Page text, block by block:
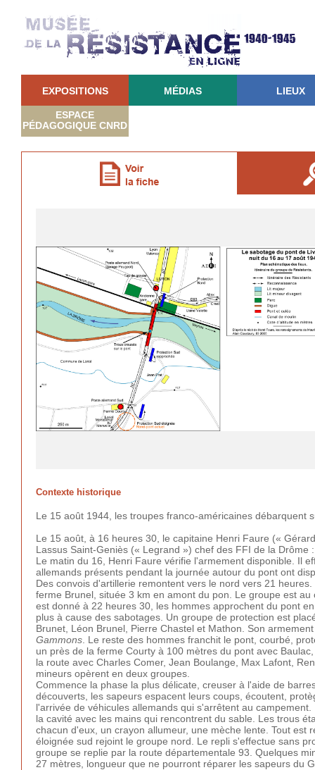
EXPOSITIONS MÉDIAS LIEUX
ESPACE
PÉDAGOGIQUE CNRD
Contexte historique
Le 15 août 1944, les troupes franco-américaines débarquent
Le 15 août, à 16 heures 30, le capitaine Henri Faure («
Lassus Saint-Geniès (« Legrand ») chef des FFI de la Drôme
Le matin du 16, Henri Faure vérifie l'armement disponible. Il
allemands présents pendant la journée autour du pont ont
Des convois d'artillerie remontent vers le nord vers 21
ferme Brunel, située 3 km en amont du pon. Le groupe est
est donné à 22 heures 30, les hommes approchent du pont
plus à cause des sabotages. Un groupe de protection est
Brunet, Léon Brunel, Pierre Chastel et Mathon. Son
Gammons . Le reste des hommes franchit le pont, courbé,
un près de la ferme Courty à 100 mètres du pont avec
la route avec Charles Comer, Jean Boulange, Max Lafont,
mineurs opèrent en deux groupes.
Commence la phase la plus délicate, creuser à l'aide de
découverts, les sapeurs espacent leurs coups, écoutent,
l'arrivée de véhicules allemands qui s'arrêtent au
la cavité avec les mains qui rencontrent du sable. Les trous
chacun d'eux, un crayon allumeur, une mèche lente. Tout
éloignée sud rejoint le groupe nord. Le repli s'effectue sans
groupe se replie par la route départementale 93. Quelques
27 mètres, longueur que ne pourront réparer les sapeurs du